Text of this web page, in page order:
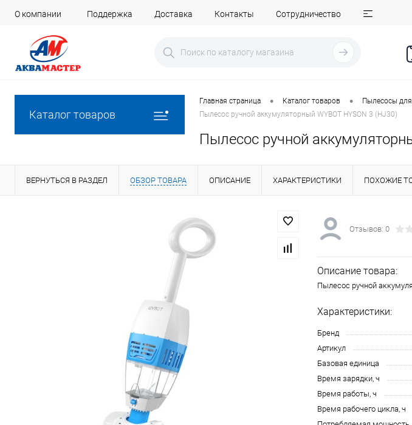
О компании Поддержка Доставка Контакты Сотрудничество
Каталог товаров
Главная страница • Каталог товаров • Пылесосы для
Пылесос ручной аккумуляторный WYBOT HYSON 3 (HJ30)
Пылесос ручной
ВЕРНУТЬСЯ В РАЗДЕЛ ОБЗОР ТОВАРА ОПИСАНИЕ ХАРАКТЕРИСТИКИ ПОХОЖИЕ
Отзывов: 0
Описание товара:
Пылесос ручной
Характеристики:
Бренд
Артикул
Базовая единица
Время зарядки, ч
Время работы, ч
Время рабочего цикла, ч